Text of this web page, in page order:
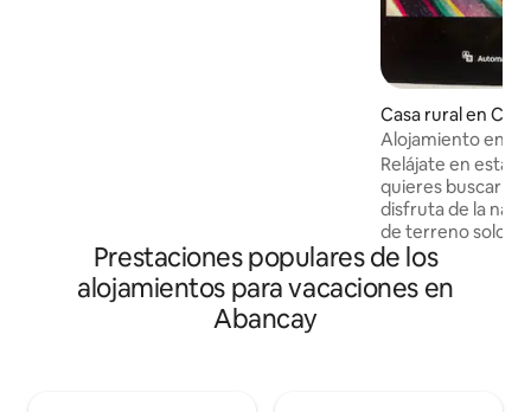
Casa rural en
Alojamiento en
Relájate en esta
quieres buscar
disfruta de la
de terreno solo
replantea tus
Cerca
atractivos
Prestaciones populares de los
alojamientos para vacaciones en
Abancay